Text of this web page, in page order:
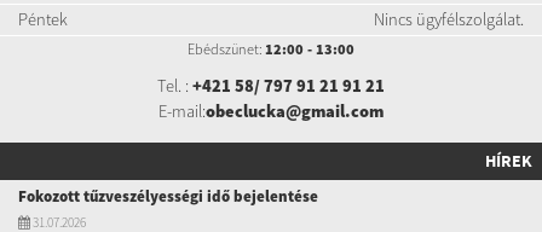
Péntek
Nincs ügyfélszolgálat.
Ebédszünet: 12:00 - 13:00
Tel. : +421 58/ 797 91 21 91 21
E-mail:obeclucka@gmail.com
HÍREK
Fokozott tűzveszélyességi idő bejelentése
31.07.2026